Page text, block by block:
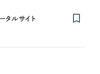
タルサイト